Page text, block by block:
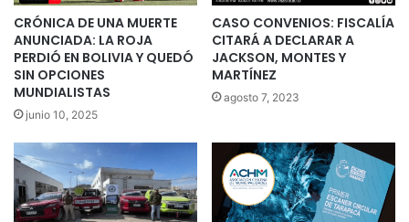
CRÓNICA DE UNA MUERTE
ANUNCIADA: LA ROJA
PERDIÓ EN BOLIVIA Y QUEDÓ
SIN OPCIONES
MUNDIALISTAS
junio 10, 2025
CASO CONVENIOS: FISCALÍA
CITARÁ A DECLARAR A
JACKSON, MONTES Y
MARTÍNEZ
agosto 7, 2023